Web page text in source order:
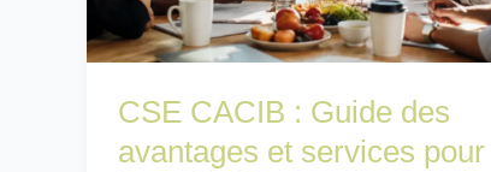
CSE CACIB : Guide des
avantages et services pour